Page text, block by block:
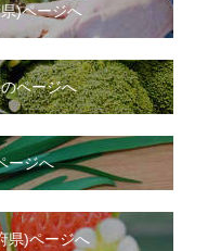
)ページへ
ページへ
ージへ
県)ページへ